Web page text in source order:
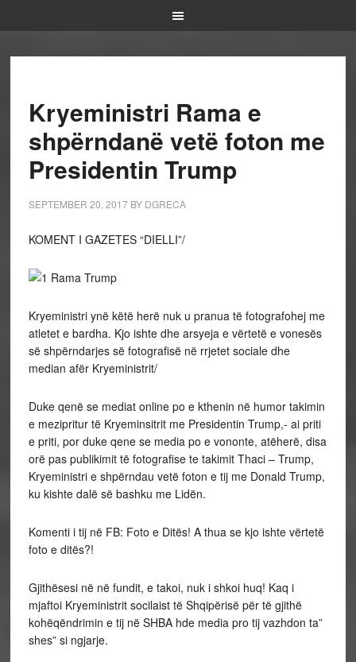
Kryeministri Rama e
shpërndanë vetë foton me
Presidentin Trump
SEPTEMBER 20, 2017BY DGRECA
KOMENT I GAZETES “DIELLI”/
Kryeministri ynë këtë herë nuk u pranua të fotografohej me
atletet e bardha. Kjo ishte dhe arsyeja e vërtetë e vonesës
së shpërndarjes së fotografisë në rrjetet sociale dhe
median afër Kryeministrit/
Duke qenë se mediat online po e kthenin në humor takimin
e mezipritur të Kryeminsitrit me Presidentin Trump,- ai priti
e priti, por duke qene se media po e vononte, atëherë, disa
orë pas publikimit të fotografise te takimit Thaci – Trump,
Kryeministri e shpërndau vetë foton e tij me Donald Trump,
ku kishte dalë së bashku me Lidën.
Komenti i tij në FB: Foto e Ditës! A thua se kjo ishte vërtetë
foto e ditës?!
Gjithësesi në në fundit, e takoi, nuk i shkoi huq! Kaq i
mjaftoi Kryeministrit socilaist të Shqipërisë për të gjithë
kohëqëndrimin e tij në SHBA hde media pro tij vazhdon ta”
shes” si ngjarje.